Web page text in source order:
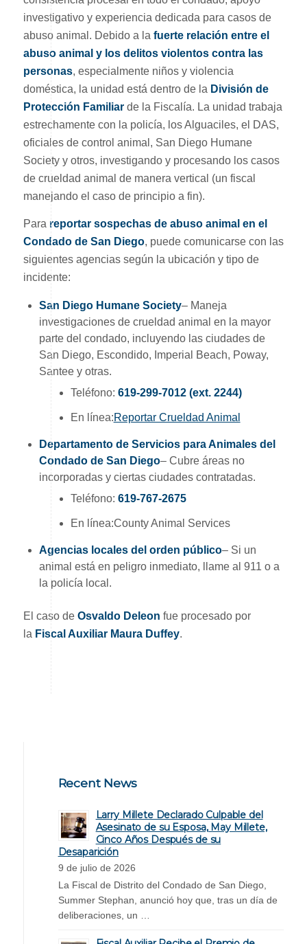
investigativo y experiencia dedicada para casos de
abuso animal. Debido a la fuerte relación entre el
abuso animal y los delitos violentos contra las
personas, especialmente niños y violencia
doméstica, la unidad está dentro de la División de
Protección Familiarde la Fiscalía. La unidad trabaja
estrechamente con la policía, los Alguaciles, el DAS,
oficiales de control animal, San Diego Humane
Society y otros, investigando y procesando los casos
de crueldad animal de manera vertical (un fiscal
manejando el caso de principio a fin).
Para reportar sospechas de abuso animal en el
Condado de San Diego, puede comunicarse con las
siguientes agencias según la ubicación y tipo de
incidente:
San Diego Humane Society– Maneja
investigaciones de crueldad animal en la mayor
parte del condado, incluyendo las ciudades de
San Diego, Escondido, Imperial Beach, Poway,
Santee y otras.
Teléfono: 619-299-7012 (ext. 2244)
En línea:Reportar Crueldad Animal
Departamento de Servicios para Animales del
Condado de San Diego– Cubre áreas no
incorporadas y ciertas ciudades contratadas.
Teléfono: 619-767-2675
En línea:County Animal Services
Agencias locales del orden público– Si un
animal está en peligro inmediato, llame al 911 o a
la policía local.
El caso de Osvaldo Deleon fue procesado por
la Fiscal Auxiliar Maura Duffey.
Recent News
Larry Millete Declarado Culpable del
Asesinato de su Esposa, May Millete,
Cinco Años Después de su
Desaparición
9 de julio de 2026
La Fiscal de Distrito del Condado de San Diego,
Summer Stephan, anunció hoy que, tras un día de
deliberaciones, un …